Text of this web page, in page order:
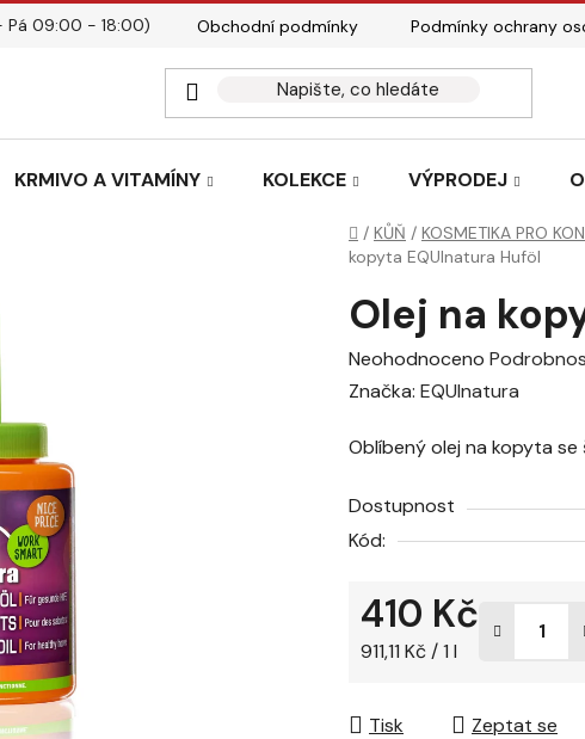
Pá 09:00 - 18:00) Obchodní podmínky Podmínky ochrany
KRMIVO A VITAMÍNY KOLEKCE VÝPRODEJ
Domů
/ KŮŇ / KOSMETIKA PRO
kopyta EQUInatura Huföl
Olej na
Průměrné
hodnocení
je
z
5
Neohodnoceno
Značka: EQUInatura
Oblíbený olej na kopyta se
Dostupnost
Kód:
410 Kč
Měrná cena:
911,11 Kč / 1 l
Tisk Zeptat se